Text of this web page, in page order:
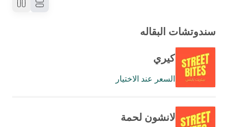
سندوتشات البقاله
كيري
السعر عند الاختيار
لانشون لحمة